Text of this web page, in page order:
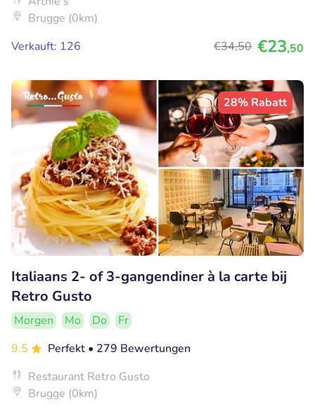
Brugge (0km)
Verkauft: 126
€34,50 €23,50
28% Rabatt
Italiaans 2- of 3-gangendiner à la carte bij
Retro Gusto
Morgen Mo Do
Fr
9.5
Perfekt • 279 Bewertungen
Restaurant Retro Gusto
Brugge (0km)